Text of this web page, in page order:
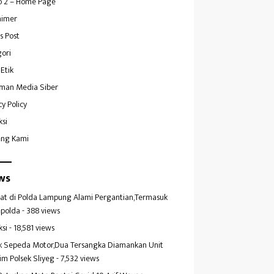
Post
Media Siber
Policy
Kami
di Polda Lampung Alami Pergantian,Termasuk
- 388 views
- 18,581 views
Sepeda Motor,Dua Tersangka Diamankan Unit
Polsek Sliyeg- 7,532 views